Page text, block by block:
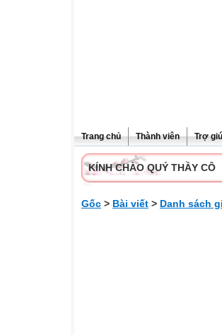
Trang chủ Thành viên Trợ
KÍNH CHÀO QUÝ THẦY CÔ
Gốc > Bài viết > Danh sách